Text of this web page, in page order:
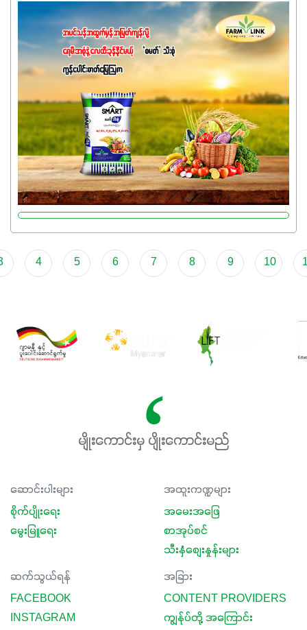
အပင်တိုင်းအတွက် အဓိကအာဟာရNPK (19:7:8)နဲ့ #ဟူးမစ်
အက်စစ်တို့ အချိုးကျ ပေါင်းစပ်ထားတဲ့ ကွန်ပေါင်း
ဓာတ်မြေဩဇာဖြစ်ပါတယ်။ အဓိကအကျိုးကျေးဇူးတွေအနေနဲ့
ကတော့ နိုက်ထရိုဂျင် 19%ပါဝင်တဲ့အတွက် ကလိုရိုဖီးလ်ဖွဲ့စည်း
မှုကို အားပေးကာ သီးနှံပင်များ၏အရွက်များစိမ်းလန်းသန်စွမ်း
ပြီး အစာချက်လုပ်မှုအားကောင်းစေပါတယ်။ အပင်၏ပင်ပိုင်း
ကြီးထွားမှုကို တိုးမြင့်စေကာ အပင်သန်၍ အကြီးမြန်စေပါတယ်။
သင့်တော်တဲ့ Phosphorus 7%ပါဝင်မှုကြောင့် အပင်ရဲ့ အမြစ်
ဖွဲ့စည်းတည်ဆောက်မှုကို ပို၍သန်မာလာအောင် အားပေးပါ
တယ်။ ဒါ့အပြင် ပန်းပွင့်ခြင်း၊အသီးသီးခြင်း၊အစေ့တည်ခြင်း
လုပ်ငန်းစဉ်များကိုလည်း အားပေးပါတယ်။ လုံလောက်တဲ့
Potassium 8%က အပင်ရဲ့ ရောဂါဒဏ်၊ရာသီဥတုဒဏ်ခံနိုင်ရည်
အရသာ ပိုမိုကောင်းမွန်စေဖို့အတွက် လိုအပ်တဲ့အာဟာရဓာတ်
ဖြစ်ပါတယ်။ ဟူးမစ်အက်စစ်ပါဝင်ပေါင်းစပ်ထားတဲ့အတွက်
အကျိုးကျေးဇူးများစွာကိုရရှိစေမှာဖြစ်ပါတယ်။ စပါးအပါအဝင်
နှံစားသီးနှံများ၊ပဲအမျိုးမျိုး၊ဟင်းသီးဟင်းရွက်နဲ့ ဥယျာဉ်ခြံသီးနှံ
မလို့ အတွေးမများဘဲ သီးနှံတိုင်းကြီးထွားအောင် ဖန်းလင့်ရဲ့ #စ
မတ်သီးစုံကို သုံးကြပါစို့....
4 5 6 7 8 9 10
မျိုးကောင်းမှ ပျိုးကောင်းမည်
ဆောင်းပါးများ
စိုက်ပျိုးရေး
မွေးမြူရေး
အထူးကဏ္ဍများ
အမေးအဖြေ
စာအုပ်စင်
သီးနှံစျေးနှုန်းများ
ဆက်သွယ်ရန်
FACEBOOK
INSTAGRAM
အခြား
CONTENT PROVIDERS
ကျွန်ုပ်တို့ အကြောင်း